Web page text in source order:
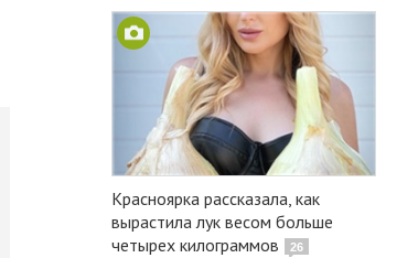
Красноярка рассказала, как
вырастила лук весом больше
четырех килограммов
26